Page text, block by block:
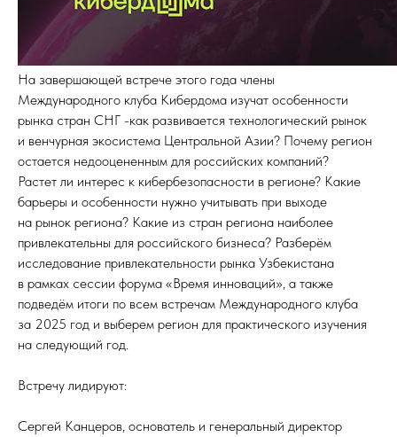
На завершающей встрече этого года члены
Международного клуба Кибердома изучат особенности
рынка стран СНГ -как развивается технологический рынок
и венчурная экосистема Центральной Азии? Почему регион
остается недооцененным для российских компаний?
Растет ли интерес к кибербезопасности в регионе? Какие
барьеры и особенности нужно учитывать при выходе
на рынок региона? Какие из стран региона наиболее
привлекательны для российского бизнеса? Разберём
исследование привлекательности рынка Узбекистана
в рамках сессии форума «Время инноваций», а также
подведём итоги по всем встречам Международного клуба
за 2025 год и выберем регион для практического изучения
на следующий год.
Встречу лидируют:
Сергей Канцеров, основатель и генеральный директор